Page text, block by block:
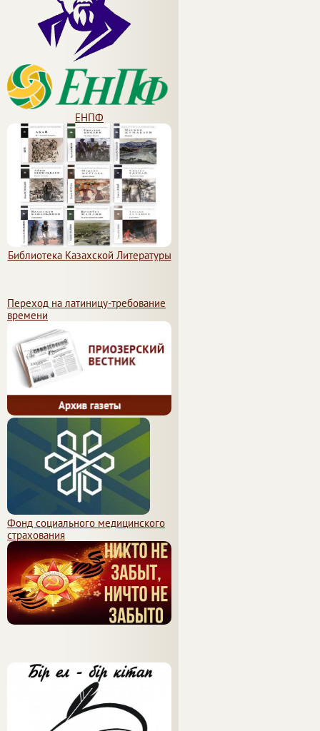
ЕНПФ
Библиотека Казахской Литературы
Переход на латиницу-требование
времени
Фонд социального медицинского
страхования